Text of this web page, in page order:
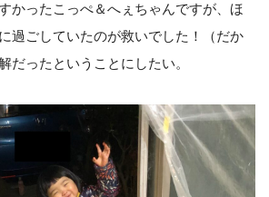
かったこっぺ＆へぇちゃんですが、ほ
過ごしていたのが救いでした！（だか
だったということにしたい。